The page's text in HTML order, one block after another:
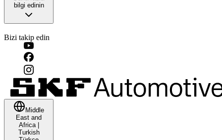
bilgi edinin
Bizi takip edin
Middle
East and
Africa|
Turkish